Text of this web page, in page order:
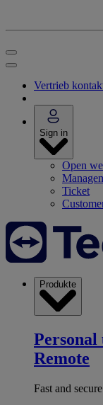
Vertrieb
Sign in
Open
Ticket
Produkte
Personal
Remote
Fast and